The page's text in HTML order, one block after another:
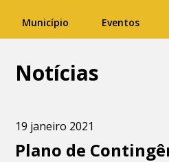
Município Eventos
Notícias
19 janeiro 2021
Plano de